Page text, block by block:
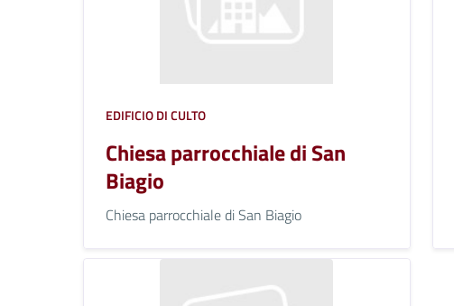
EDIFICIO DI CULTO
Chiesa parrocchiale di San
Biagio
Chiesa parrocchiale di San Biagio